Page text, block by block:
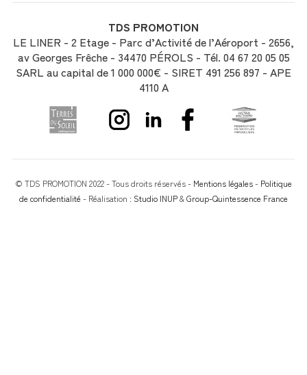
TDS PROMOTION
LE LINER - 2 Etage - Parc d’Activité de l’Aéroport - 2656,
av Georges Frêche - 34470 PÉROLS - Tél. 04 67 20 05 05
SARL au capital de 1 000 000€ - SIRET 491 256 897 - APE
4110 A
© TDS PROMOTION 2022 - Tous droits réservés - Mentions légales- Politique
de confidentialité - Réalisation : Studio INUP&Group-Quintessence France